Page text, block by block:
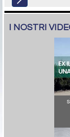
I NOSTRI